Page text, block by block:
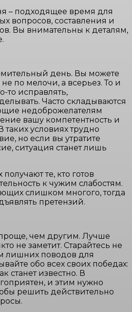
– подходящее время для
вопросов, составления и
Вы внимательны к деталям,
день. Вы можете
по мелочи, а всерьез. То и
то исправлять,
Часто складываются
недоброжелателям
вашу компетентность и
условиях трудно
но если вы утратите
ситуация станет лишь
те, кто готов
к чужим слабостям.
слишком многого, тогда
претензий.
чем другим. Лучше
не заметит. Старайтесь не
лишних поводов для
обо всех своих победах:
станет известно. В
и этим нужно
решить действительно